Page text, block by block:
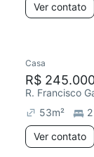
Ver contato
Casa
R$
R. Francisco
53m² 2
Ver contato